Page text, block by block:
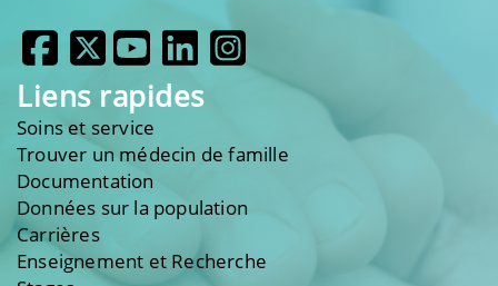
Liens rapides
Soins et service
Trouver un médecin de famille
Documentation
Données sur la population
Carrières
Enseignement et Recherche